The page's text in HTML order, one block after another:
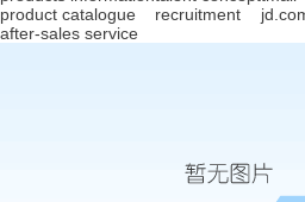
product catalogue
after-sales service
recruitment